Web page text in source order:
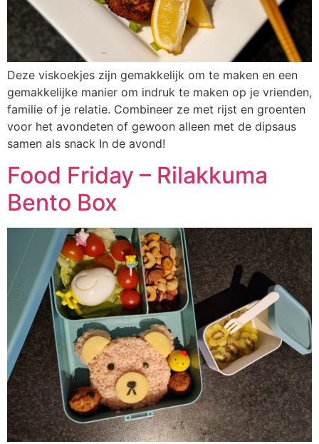
Deze viskoekjes zijn gemakkelijk om te maken en een
gemakkelijke manier om indruk te maken op je vrienden,
familie of je relatie. Combineer ze met rijst en groenten
voor het avondeten of gewoon alleen met de dipsaus
samen als snack In de avond!
Food Friday – Rilakkuma
Bento Box